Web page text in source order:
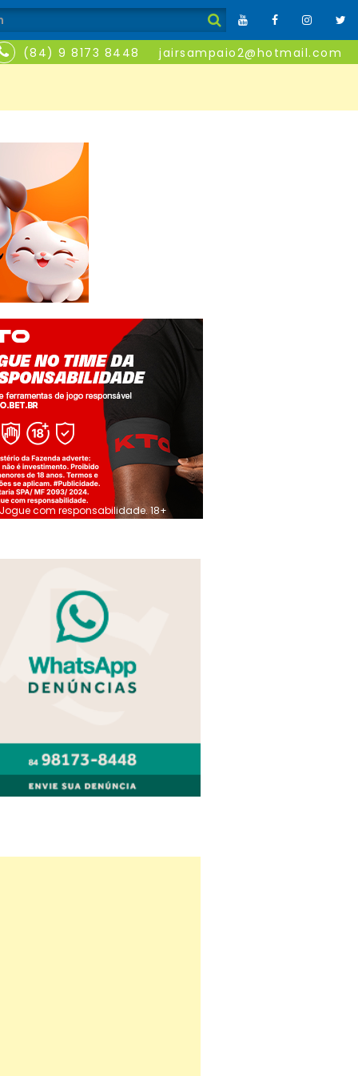
(84) 9 8173 8448 jairsampaio2@hotmail.com
Jogue com responsabilidade. 18+